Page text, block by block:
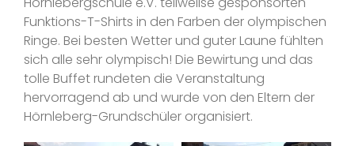
Funktions-T-Shirts in den Farben der olympischen
Ringe. Bei besten Wetter und guter Laune fühlten
sich alle sehr olympisch! Die Bewirtung und das
tolle Buffet rundeten die Veranstaltung
hervorragend ab und wurde von den Eltern der
Hörnleberg-Grundschüler organisiert.